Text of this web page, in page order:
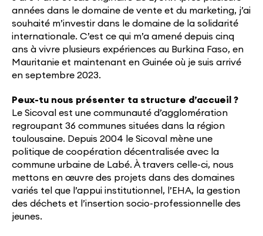
années dans le domaine de vente et du marketing, j’ai
souhaité m’investir dans le domaine de la solidarité
internationale. C’est ce qui m’a amené depuis cinq
ans à vivre plusieurs expériences au Burkina Faso, en
Mauritanie et maintenant en Guinée où je suis arrivé
en septembre 2023.
Peux-tu nous présenter ta structure d’accueil ?
Le Sicoval est une communauté d’agglomération
regroupant 36 communes situées dans la région
toulousaine. Depuis 2004 le Sicoval mène une
politique de coopération décentralisée avec la
commune urbaine de Labé. À travers celle-ci, nous
mettons en œuvre des projets dans des domaines
variés tel que l’appui institutionnel, l’EHA, la gestion
des déchets et l’insertion socio-professionnelle des
jeunes.